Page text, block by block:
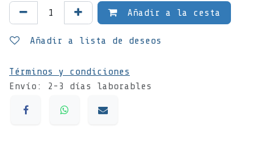
Añadir a la cesta
Añadir a lista de deseos
Términos y condiciones
Envío: 2-3 días laborables